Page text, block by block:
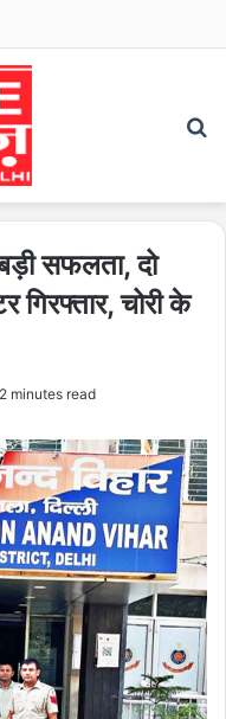
सफलता, दो
चोरी के
2 minutes read